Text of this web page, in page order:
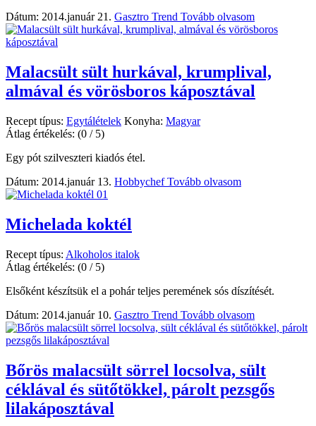
Dátum: 2014.január 21. Gasztro Trend Tovább olvasom
Malacsült sült hurkával, krumplival,
almával és vörösboros káposztával
Recept típus: Egytálételek Konyha: Magyar
Átlag értékelés: (0 / 5)
Egy pót szilveszteri kiadós étel.
Dátum: 2014.január 13. HobbychefTovább olvasom
Michelada koktél
Recept típus: Alkoholos italok
Átlag értékelés: (0 / 5)
Elsőként készítsük el a pohár teljes peremének sós díszítését.
Dátum: 2014.január 10. Gasztro Trend Tovább olvasom
Bőrös malacsült sörrel locsolva, sült
céklával és sütőtökkel, párolt pezsgős
lilakáposztával